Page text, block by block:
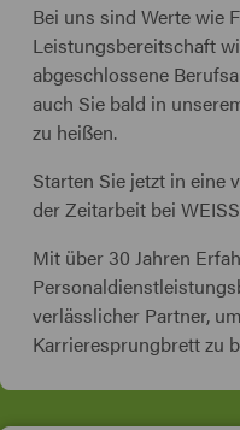
Bei uns sind Werte wie
Leistungsbereitschaft
abgeschlossene
auch Sie bald in
zu heißen.
Starten Sie jetzt in eine
der Zeitarbeit bei
Mit über 30 Jahren
verlässlicher Partner,
Karrieresprungbrett zu